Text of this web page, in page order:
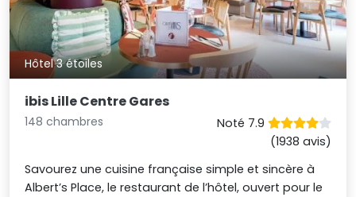
Hôtel 3 étoiles
ibis Lille Centre Gares
148 chambres
Noté 7.9
(1938 avis)
Savourez une cuisine française simple et sincère à
Albert’s Place, le restaurant de l’hôtel, ouvert pour le